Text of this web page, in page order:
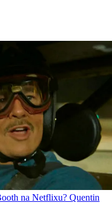
na Netflixu? Quentin